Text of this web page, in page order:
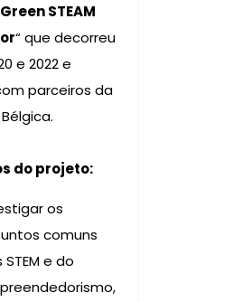
Green STEAM
“ que decorreu
e 2022 e
parceiros da
do projeto:
os
comuns
STEM e do